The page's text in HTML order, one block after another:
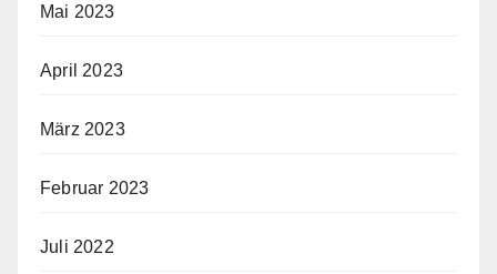
Mai 2023
April 2023
März 2023
Februar 2023
Juli 2022